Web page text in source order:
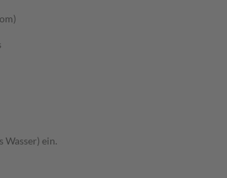
Wasser) ein.